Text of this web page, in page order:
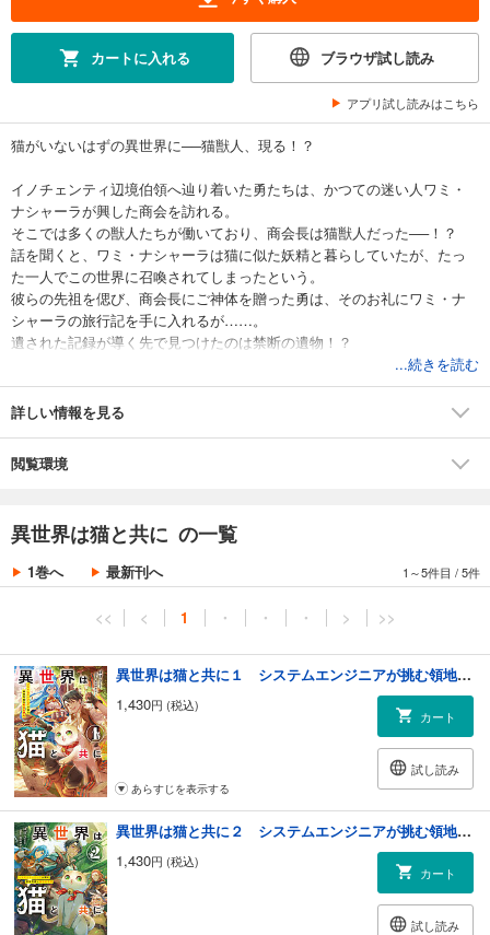
カートに入れる ブラウザ試し読み
アプリ試し読みはこちら
猫がいないはずの異世界に──猫獣人、現る！？
イノチェンティ辺境伯領へ辿り着いた勇たちは、かつての迷い人ワミ・
ナシャーラが興した商会を訪れる。
そこでは多くの獣人たちが働いており、商会長は猫獣人だった──！？
話を聞くと、ワミ・ナシャーラは猫に似た妖精と暮らしていたが、たっ
た一人でこの世界に召喚されてしまったという。
彼らの先祖を偲び、商会長にご神体を贈った勇は、そのお礼にワミ・ナ
シャーラの旅行記を手に入れるが……。
遺された記録が導く先で見つけたのは禁断の遺物！？
そして、勇がクラウフェルト領の未来のために下したある決断とは──。
コミック アース・スターでコミカライズ絶賛連載中！
...続きを読む
詳しい情報を見る
閲覧環境
異世界は猫と共に の一覧
1巻へ 最新刊へ 1～5件目 /5件
<< < 1 ・ ・ ・ > >>
異世界は猫と共に１ システムエンジニアが挑む領地再建の魔法具開発【電子書店共通特典SS付】
1,430円 (税込)
カート
試し読み
あらすじを表示する
異世界は猫と共に２ システムエンジニアが挑む領地再建の魔法具開発【電子書店共通特典SS付】
1,430円 (税込)
カート
試し読み